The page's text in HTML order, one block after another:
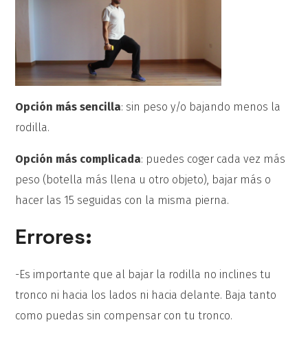
Opción más sencilla: sin peso y/o bajando menos la
rodilla.
Opción más complicada: puedes coger cada vez más
peso (botella más llena u otro objeto), bajar más o
hacer las 15 seguidas con la misma pierna.
Errores:
-Es importante que al bajar la rodilla no inclines tu
tronco ni hacia los lados ni hacia delante. Baja tanto
como puedas sin compensar con tu tronco.